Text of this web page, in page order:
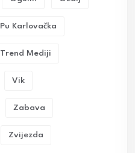
Pu Karlovačka
Trend Mediji
Vik
Zabava
Zvijezda